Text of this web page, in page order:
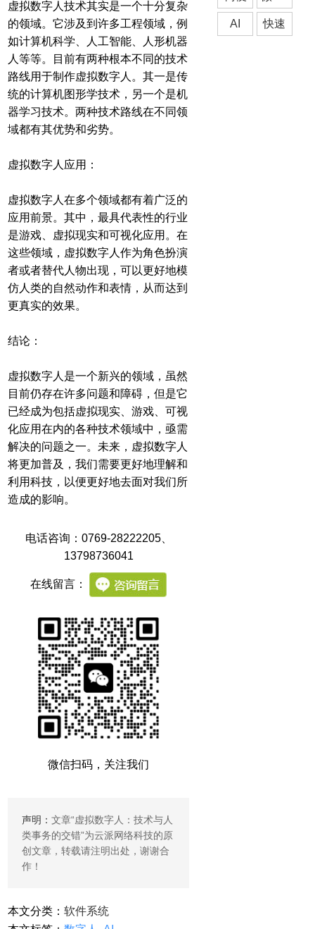
虚拟数字人技术其实是一个十分复杂
的领域。它涉及到许多工程领域，例
如计算机科学、人工智能、人形机器
人等等。目前有两种根本不同的技术
路线用于制作虚拟数字人。其一是传
统的计算机图形学技术，另一个是机
器学习技术。两种技术路线在不同领
域都有其优势和劣势。
虚拟数字人应用：
虚拟数字人在多个领域都有着广泛的
应用前景。其中，最具代表性的行业
是游戏、虚拟现实和可视化应用。在
这些领域，虚拟数字人作为角色扮演
者或者替代人物出现，可以更好地模
仿人类的自然动作和表情，从而达到
更真实的效果。
结论：
虚拟数字人是一个新兴的领域，虽然
目前仍存在许多问题和障碍，但是它
已经成为包括虚拟现实、游戏、可视
化应用在内的各种技术领域中，亟需
解决的问题之一。未来，虚拟数字人
将更加普及，我们需要更好地理解和
利用科技，以便更好地去面对我们所
造成的影响。
电话咨询：0769-28222205、
13798736041
在线留言：
微信扫码，关注我们
声明：文章“虚拟数字人：技术与人
类事务的交错”为云派网络科技的原
创文章，转载请注明出处，谢谢合
作！
本文分类：软件系统
AI 快速